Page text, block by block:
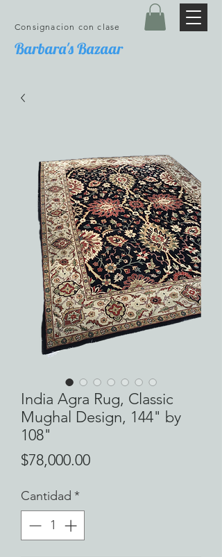
Barbara's Bazaar
Consignacion con clase
India Agra Rug, Classic
Mughal Design, 144" by
108"
$78,000.00Precio
Cantidad *